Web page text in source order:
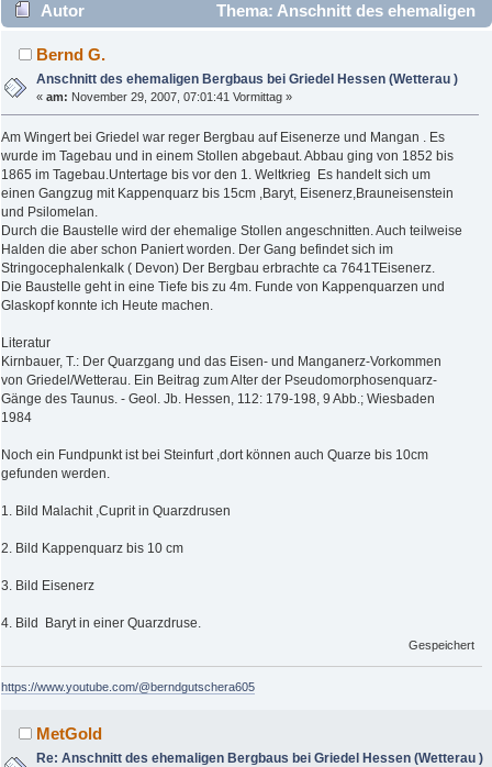
Autor
Thema: Anschnitt des ehemaligen
Bergbaus bei Griedel Hessen (Wetterau ) (Gelesen 5395 mal)
Bernd G.
Anschnitt des ehemaligen Bergbaus bei Griedel Hessen (Wetterau )
«am: November 29, 2007, 07:01:41 Vormittag »
Am Wingert bei Griedel war reger Bergbau auf Eisenerze und Mangan . Es
wurde im Tagebau und in einem Stollen abgebaut. Abbau ging von 1852 bis
1865 im Tagebau.Untertage bis vor den 1. Weltkrieg Es handelt sich um
einen Gangzug mit Kappenquarz bis 15cm ,Baryt, Eisenerz,Brauneisenstein
und Psilomelan.
Durch die Baustelle wird der ehemalige Stollen angeschnitten. Auch teilweise
Halden die aber schon Paniert worden. Der Gang befindet sich im
Stringocephalenkalk ( Devon) Der Bergbau erbrachte ca 7641TEisenerz.
Die Baustelle geht in eine Tiefe bis zu 4m. Funde von Kappenquarzen und
Glaskopf konnte ich Heute machen.
Literatur
Kirnbauer, T.: Der Quarzgang und das Eisen- und Manganerz-Vorkommen
von Griedel/Wetterau. Ein Beitrag zum Alter der Pseudomorphosenquarz-
Gänge des Taunus. - Geol. Jb. Hessen, 112: 179-198, 9 Abb.; Wiesbaden
1984
Noch ein Fundpunkt ist bei Steinfurt ,dort können auch Quarze bis 10cm
gefunden werden.
1. Bild Malachit ,Cuprit in Quarzdrusen
2. Bild Kappenquarz bis 10 cm
3. Bild Eisenerz
4. Bild Baryt in einer Quarzdruse.
Gespeichert
https://www.youtube.com/@berndgutschera605
MetGold
Re: Anschnitt des ehemaligen Bergbaus bei Griedel Hessen (Wetterau )